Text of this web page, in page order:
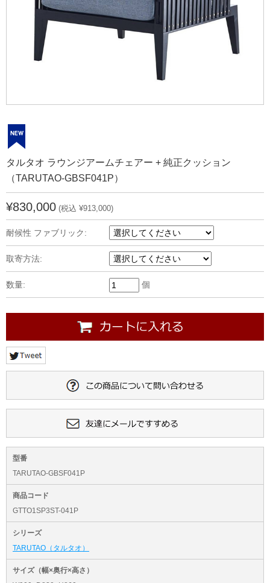
タルタオ ラウンジアームチェアー + 純正クッション
（TARUTAO-GBSF041P）
¥830,000 (税込 ¥913,000)
耐候性 ファブリック:
取寄方法:
数量: 個
型番
TARUTAO-GBSF041P
商品コード
GTTO1SP3ST-041P
シリーズ
TARUTAO（タルタオ）
サイズ（幅×奥行×高さ）